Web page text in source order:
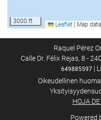
Uima-allas
Bisnespalvelut
Liikekeskus
Internet
3000 ft Leaflet Map
Raquel Pérez
Calle Dr. Félix Rejas, 8 -
649885597 |
Oikeudellinen
HOJA
Powered